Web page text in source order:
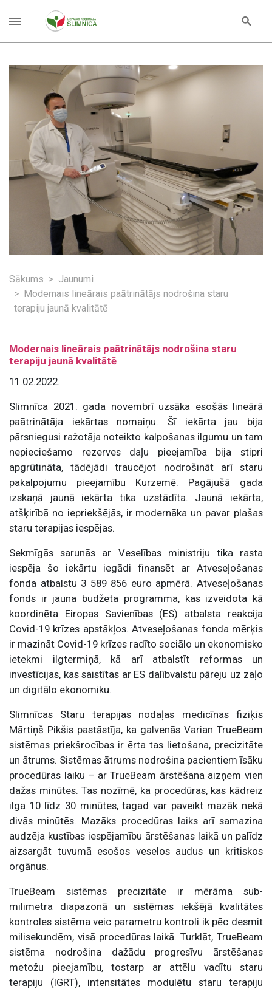
Sākums
Jaunumi
Modernais lineārais paātrinātājs nodrošina staru
terapiju jaunā kvalitātē
Modernais lineārais paātrinātājs nodrošina staru
terapiju jaunā kvalitātē
11.02.2022.
Slimnīca 2021. gada novembrī uzsāka esošās lineārā
paātrinātāja iekārtas nomaiņu. Šī iekārta jau bija
pārsniegusi ražotāja noteikto kalpošanas ilgumu un tam
nepieciešamo rezerves daļu pieejamība bija stipri
apgrūtināta, tādējādi traucējot nodrošināt arī staru
pakalpojumu pieejamību Kurzemē. Pagājušā gada
izskaņā jaunā iekārta tika uzstādīta. Jaunā iekārta,
atšķirībā no iepriekšējās, ir modernāka un pavar plašas
staru terapijas iespējas.
Sekmīgās sarunās ar Veselības ministriju tika rasta
iespēja šo iekārtu iegādi finansēt ar Atveseļošanas
fonda atbalstu 3 589 856 euro apmērā. Atveseļošanas
fonds ir jauna budžeta programma, kas izveidota kā
koordinēta Eiropas Savienības (ES) atbalsta reakcija
Covid-19 krīzes apstākļos. Atveseļošanas fonda mērķis
ir mazināt Covid-19 krīzes radīto sociālo un ekonomisko
ietekmi ilgtermiņā, kā arī atbalstīt reformas un
investīcijas, kas saistītas ar ES dalībvalstu pāreju uz zaļo
un digitālo ekonomiku.
Slimnīcas Staru terapijas nodaļas medicīnas fiziķis
Mārtiņš Pikšis pastāstīja, ka galvenās Varian TrueBeam
sistēmas priekšrocības ir ērta tas lietošana, precizitāte
un ātrums. Sistēmas ātrums nodrošina pacientiem īsāku
procedūras laiku – ar TrueBeam ārstēšana aizņem vien
dažas minūtes. Tas nozīmē, ka procedūras, kas kādreiz
ilga 10 līdz 30 minūtes, tagad var paveikt mazāk nekā
divās minūtēs. Mazāks procedūras laiks arī samazina
audzēja kustības iespējamību ārstēšanas laikā un palīdz
aizsargāt tuvumā esošos veselos audus un kritiskos
orgānus.
TrueBeam sistēmas precizitāte ir mērāma sub-
milimetra diapazonā un sistēmas iekšējā kvalitātes
kontroles sistēma veic parametru kontroli ik pēc desmit
milisekundēm, visā procedūras laikā. Turklāt, TrueBeam
sistēma nodrošina dažādu progresīvu ārstēšanas
metožu pieejamību, tostarp ar attēlu vadītu staru
terapiju (IGRT), intensitātes modulētu staru terapiju